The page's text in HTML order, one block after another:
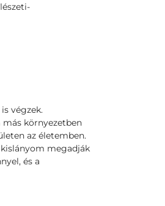
végzek.
környezetben
az életemben.
megadják
és a